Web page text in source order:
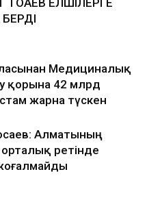
ТОҚАЕВ ЕЛШІЛЕРГЕ
Медициналық
қорына 42 млрд
жарна түскен
Алматының
ретінде